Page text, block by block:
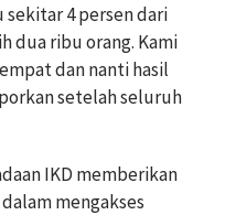
sekitar 4 persen dari
dua ribu orang. Kami
dan nanti hasil
setelah seluruh
IKD memberikan
mengakses